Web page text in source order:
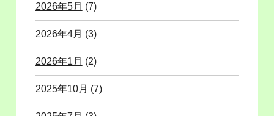
2026年5月 (7)
2026年4月 (3)
2026年1月 (2)
2025年10月 (7)